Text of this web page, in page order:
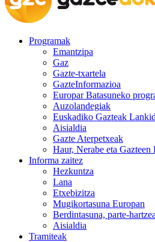
Programak
Emantzipa
Gaz
Gazte-txartela
GazteInformazioa
Europar Batasuneko
Auzolandegiak
Euskadiko Gazteak
Aisialdia
Gazte Aterpetxeak
Haur, Nerabe eta Gazteen
Informa zaitez
Hezkuntza
Lana
Etxebizitza
Mugikortasuna Europan
Berdintasuna, parte-
Aisialdia
Tramiteak